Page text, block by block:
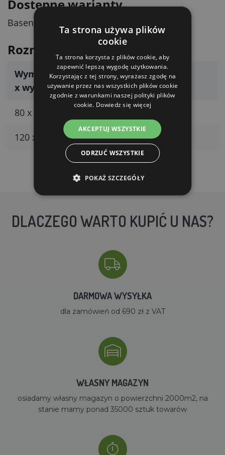
Dostępne warianty
Basen jest dostępny w dwóch rozmiarach.
Rozmiary i pojemność
Wymiary (średnica
x wysokość)
Pojemność
80 x 20 cm 100 l
120 x 30 cm 340 l
DLACZEGO WARTO KUPIĆ U NAS?
DARMOWA WYSYŁKA
dla zamówień od 690 zł z VAT
WŁASNY MAGAZYN
osiadamy własny magazyn o powierzchni 2000m2, na
stanie mamy ponad 35000 sztuk towarów
Ta strona używa plików
cookie
Ta strona korzysta z plików cookie, aby
zapewnić lepszą wygodę użytkowania.
Korzystając z tej strony, wyrażasz zgodę na
używanie przez nas wszystkich plików cookie
zgodnie z warunkami naszej polityki plików
cookie. Dowiedz się więcej
AKCEPTUJ WSZYSTKIE
ODRZUĆ WSZYSTKIE
POKAŻ SZCZEGÓŁY